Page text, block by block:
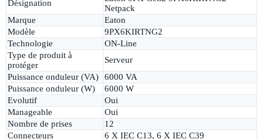
Désignation
Netpack
Marque
Eaton
Modèle
9PX6KIRTNG2
Technologie
ON-Line
Type de produit à
protéger
Serveur
Puissance onduleur (VA)
6000 VA
Puissance onduleur (W)
6000 W
Evolutif
Oui
Manageable
Oui
Nombre de prises
12
Connecteurs
6 X IEC C13, 6 X IEC C39